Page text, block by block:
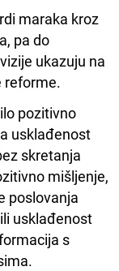
maraka kroz
pa do
ukazuju na
reforme.
pozitivno
usklađenost
skretanja
mišljenje,
poslovanja
usklađenost
s